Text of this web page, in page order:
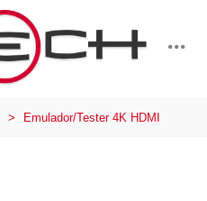
> Emulador/Tester 4K HDMI